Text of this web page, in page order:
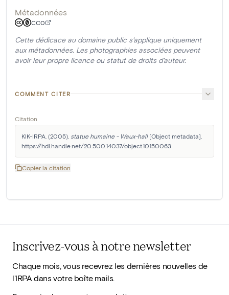
Métadonnées
CC0
Cette dédicace au domaine public s'applique uniquement
aux métadonnées. Les photographies associées peuvent
avoir leur propre licence ou statut de droits d'auteur.
COMMENT CITER
Citation
KIK-IRPA. (2005). statue humaine - Waux-hall [Object metadata].
https://hdl.handle.net/20.500.14037/object.10150063
Copier la citation
Inscrivez-vous à notre newsletter
Chaque mois, vous recevrez les dernières nouvelles de
l'IRPA dans votre boîte mails.